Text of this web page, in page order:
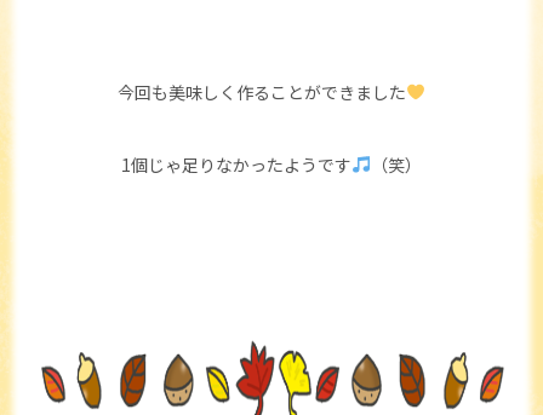
今回も美味しく作ることができました
1個じゃ足りなかったようです （笑）